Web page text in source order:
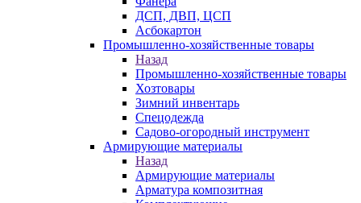
ДСП, ДВП, ЦСП
Асбокартон
Промышленно-хозяйственные товары
Назад
Промышленно-хозяйственные товары
Хозтовары
Зимний инвентарь
Спецодежда
Садово-огородный инструмент
Армирующие материалы
Назад
Армирующие материалы
Арматура композитная